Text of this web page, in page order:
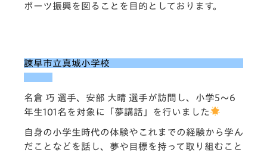
ポーツ振興を図ることを目的としております。
諫早市立真城小学校
名倉 巧 選手、安部 大晴 選手が訪問し、小学5～6
年生101名を対象に「夢講話」を行いました
自身の小学生時代の体験やこれまでの経験から学ん
だことなどを話し、夢や目標を持って取り組むこと